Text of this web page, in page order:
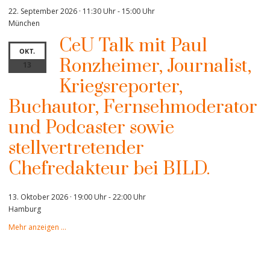
22. September 2026 · 11:30 Uhr- 15:00 Uhr
München
OKT.
13
CeU Talk mit Paul
Ronzheimer, Journalist,
Kriegsreporter,
Buchautor, Fernsehmoderator
und Podcaster sowie
stellvertretender
Chefredakteur bei BILD.
13. Oktober 2026 · 19:00 Uhr-22:00 Uhr
Hamburg
Mehr anzeigen …